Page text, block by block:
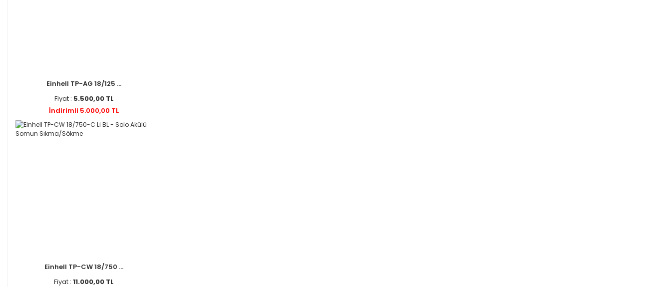
Einhell TP-AG 18/125 ...
Fiyat : 5.500,00 TL
İndirimli 5.000,00 TL
Einhell TP-CW 18/750 ...
Fiyat : 11.000,00 TL